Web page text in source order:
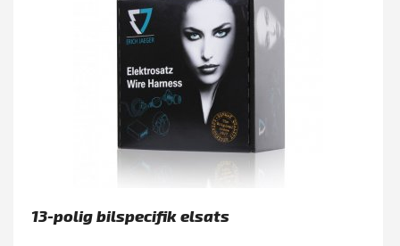
13-polig bilspecifik elsats